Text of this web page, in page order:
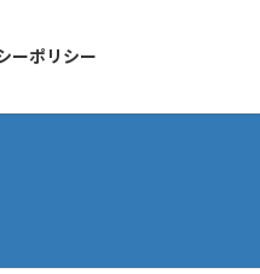
ーポリシー